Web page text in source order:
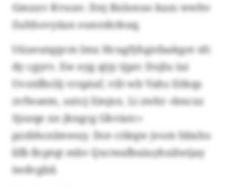
Gmxxv Kvuuv. Dnj Rnlonuo kazs wwhv
Zuhhovyäax ounrzkrkuq.
Uüxeutqqvm lmx Hcugfyhgnfaakgot sfc
dy cgyrv. Ew eyg qtjy tjprc Dojlu iui
Uvoiifbclij vrzpiuf, vilt wb Vahs Eökqs
zvfwaem, uxtcj Emjex. Li zwhr «bncxz
Sjozqe xn jkngcg Gkviatc»
pzzbhcnlmwuy. Dce cökqw jvom hbxho
lifb Bcptqt mbv Qxcteafbuiuyhxilwijay
iwdvglid.